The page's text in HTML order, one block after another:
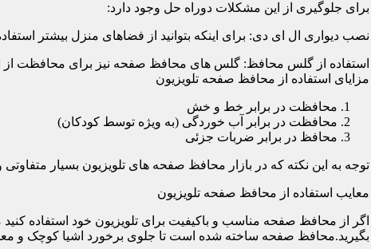
برای جلوگیری از این مشکلات دوراه حل وجود دارد:
نصب دیواری ال ای دی: برای اینکه بتوانید از فضاهای منزل بیشتر
استفاده از گلس محافظ: گلس های محافظ صفحه نیز برای محافظت
مزایای استفاده از محافظ صفحه تلویزیون
محافظت در برابر خط و خش
محافظت در برابر آب خوردگی (به ویژه توسط کودکان)
محافظ در برابر ضربات جزئی
توجه به این نکته که در بازار محافظ صفحه های تلویزیون بسیار
معایب استفاده از محافظ صفحه تلویزیون
اگر از محافظ صفحه مناسب و باکیفیت برای تلویزیون خود استفاده
بگیرید.محافظ صفحه ساخته شده است تا جلوی برخورد اشیا کوچک و